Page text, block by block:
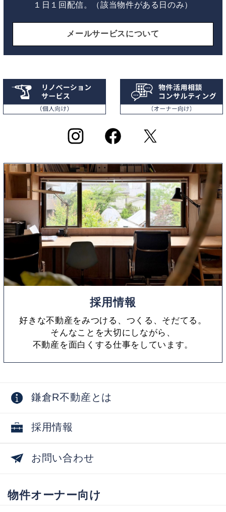
１日１回配信。（該当物件がある日のみ）
メールサービスについて
採用情報
好きな不動産をみつける、つくる、そだてる。
そんなことを大切にしながら、
不動産を面白くする仕事をしています。
鎌倉R不動産とは
採用情報
お問い合わせ
物件オーナー向け